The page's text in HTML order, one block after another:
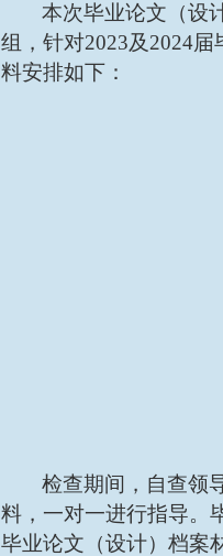
本次毕业论文（设
组，针对2023及2024
料安排如下：
检查期间，自查领
料，一对一进行指导。
毕业论文（设计）档案